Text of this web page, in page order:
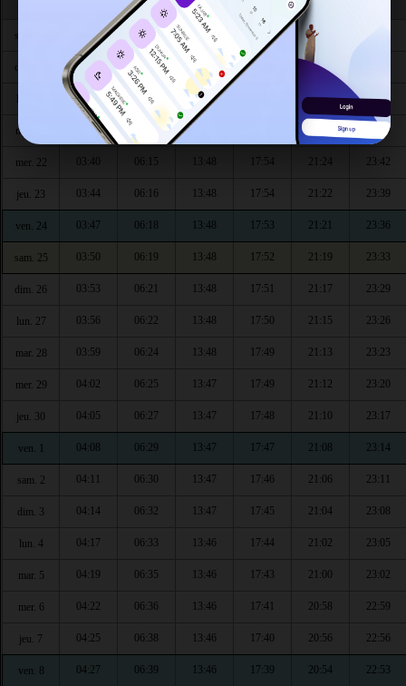
Safar
sam. 18 03:33 06:09 13:49 17:57 21:31
03:33 06:11 13:49 17:57 21:29
03:34 06:12 13:49 21:27 23:49
mar. 21 03:37 23:45
mer. 22 03:40 06:15 13:48 17:54 21:24 23:42
jeu. 23 03:44 06:16 13:48 17:54 21:22 23:39
ven. 24 03:47 06:18 13:48 17:53 21:21 23:36
sam. 25 03:50 06:19 13:48 17:52 21:19 23:33
dim. 26 03:53 06:21 13:48 17:51 21:17 23:29
lun. 27 03:56 06:22 13:48 17:50 21:15 23:26
mar. 28 03:59 06:24 13:48 17:49 21:13 23:23
mer. 29 04:02 06:25 13:47 17:49 21:12 23:20
jeu. 30 04:05 06:27 13:47 17:48 21:10 23:17
ven. 1 04:08 06:29 13:47 17:47 21:08 23:14
sam. 2 04:11 06:30 13:47 17:46 21:06 23:11
dim. 3 04:14 06:32 13:47 17:45 21:04 23:08
lun. 4 04:17 06:33 13:46 17:44 21:02 23:05
mar. 5 04:19 06:35 13:46 17:43 21:00 23:02
mer. 6 04:22 06:36 13:46 17:41 20:58 22:59
jeu. 7 04:25 06:38 13:46 17:40 20:56 22:56
ven. 8 04:27 06:39 13:46 17:39 20:54 22:53